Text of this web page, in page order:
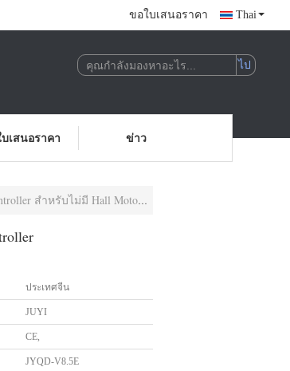
ขอใบเสนอราคา Thai
เสนอราคา ข่าว
ำหรับไม่มี Hall Motor Controller
ประเทศจีน
JUYI
CE,
JYQD-V8.5E